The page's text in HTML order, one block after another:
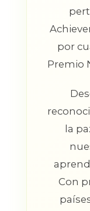
por
Premio
la
Con